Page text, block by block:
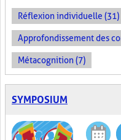
Réflexion individuelle (31)
Approfondissement des
Métacognition (7)
SYMPOSIUM